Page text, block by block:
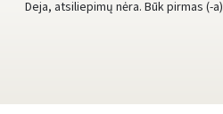
Deja, atsiliepimų nėra. Būk pirmas (-